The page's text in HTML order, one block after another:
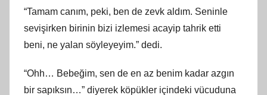
“Tamam canım, peki, ben de zevk aldım. Seninle
sevişirken birinin bizi izlemesi acayip tahrik etti
beni, ne yalan söyleyeyim.” dedi.
“Ohh… Bebeğim, sen de en az benim kadar azgın
bir sapıksın…” diyerek köpükler içindeki vücuduna